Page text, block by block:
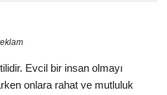
Evcil bir insan olmayı
onlara rahat ve mutluluk